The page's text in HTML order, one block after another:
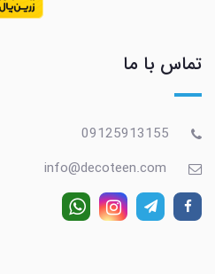
تماس با ما